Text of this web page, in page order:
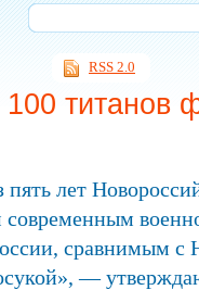
RSS 2.0
титанов
пять лет
сравнимым с
—